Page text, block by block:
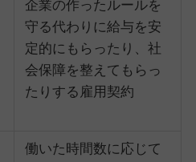
企業の作ったルールを
守る代わりに給与を安
定的にもらったり、社
会保障を整えてもらっ
たりする雇用契約
働いた時間数に応じて